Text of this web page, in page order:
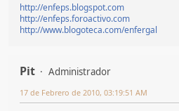
http://enfeps.blogspot.com
http://enfeps.foroactivo.com
http://www.blogoteca.com/enfergal
Pit Administrador
17 de Febrero de 2010, 03:19:51 AM